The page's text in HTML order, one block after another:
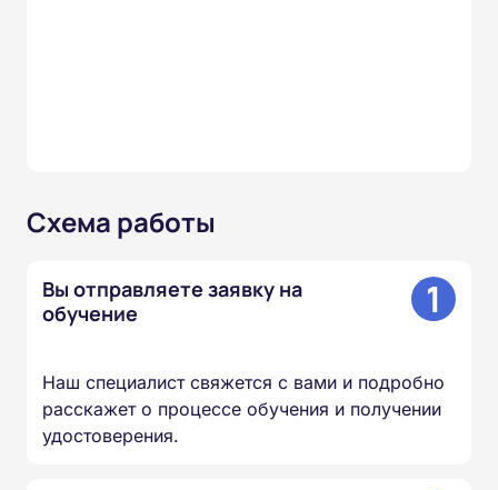
Схема работы
Вы отправляете заявку на
обучение
1
Наш специалист свяжется с вами и подробно
расскажет о процессе обучения и получении
удостоверения.